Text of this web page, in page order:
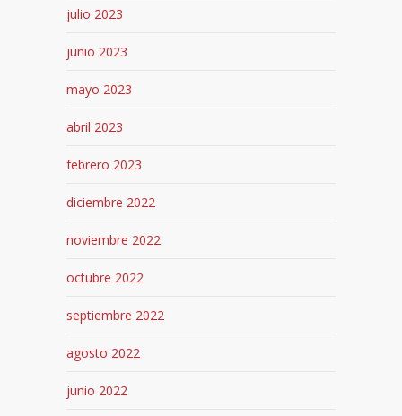
julio 2023
junio 2023
mayo 2023
abril 2023
febrero 2023
diciembre 2022
noviembre 2022
octubre 2022
septiembre 2022
agosto 2022
junio 2022